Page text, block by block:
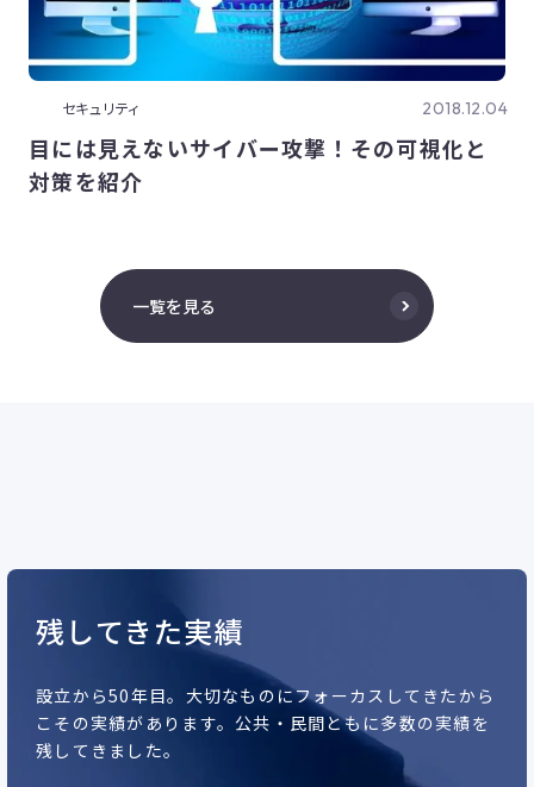
一覧を見る
セキュリティ 2018.12.04
目には見えないサイバー攻撃！その可視化と
対策を紹介
残してきた実績
設立から50年目。 大切なものにフォーカスしてきたから
こその実績があります。 公共・民間ともに多数の実績を
残してきました。